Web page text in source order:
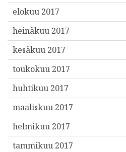
elokuu 2017
heinäkuu 2017
kesäkuu 2017
toukokuu 2017
huhtikuu 2017
maaliskuu 2017
helmikuu 2017
tammikuu 2017